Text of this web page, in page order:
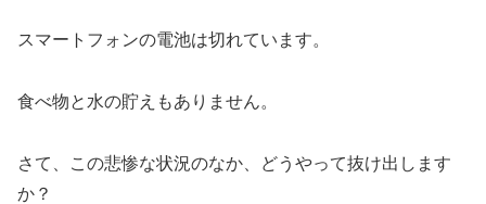
スマートフォンの電池は切れています。
食べ物と水の貯えもありません。
さて、この悲惨な状況のなか、どうやって抜け出します
か？